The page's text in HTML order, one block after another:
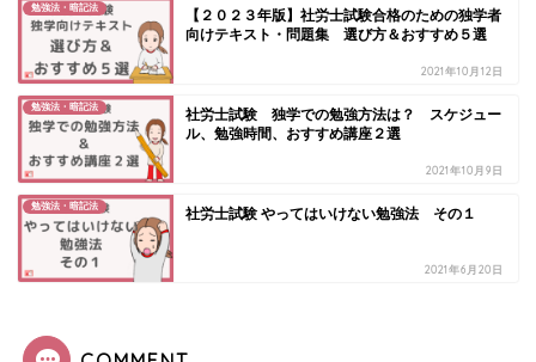
勉強法・暗記法
【２０２３年版】社労士試験合格のための独学者
向けテキスト・問題集 選び方＆おすすめ５選
2021年10月12日
勉強法・暗記法
社労士試験 独学での勉強方法は？ スケジュー
ル、勉強時間、おすすめ講座２選
2021年10月9日
勉強法・暗記法 社労士試験 やってはいけない勉強法 その１
2021年6月20日